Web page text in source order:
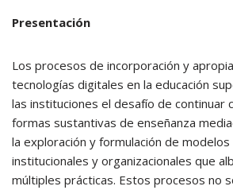
Presentación
Los procesos de incorporación y
tecnologías digitales en la educación
las instituciones el desafío de continuar
formas sustantivas de enseñanza
la exploración y formulación de modelos
institucionales y organizacionales que
múltiples prácticas. Estos procesos no